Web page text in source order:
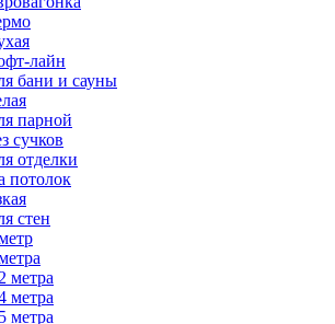
лайн
бани и сауны
парной
сучков
отделки
потолок
стен
метра
метра
метра